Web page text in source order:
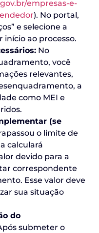
empresas-e-
). No portal,
e selecione a
início ao processo.
No
você
relevantes,
a
como MEI e
(se
o limite de
calculará
devido para a
correspondente
Esse valor deve
sua situação
do
submeter o